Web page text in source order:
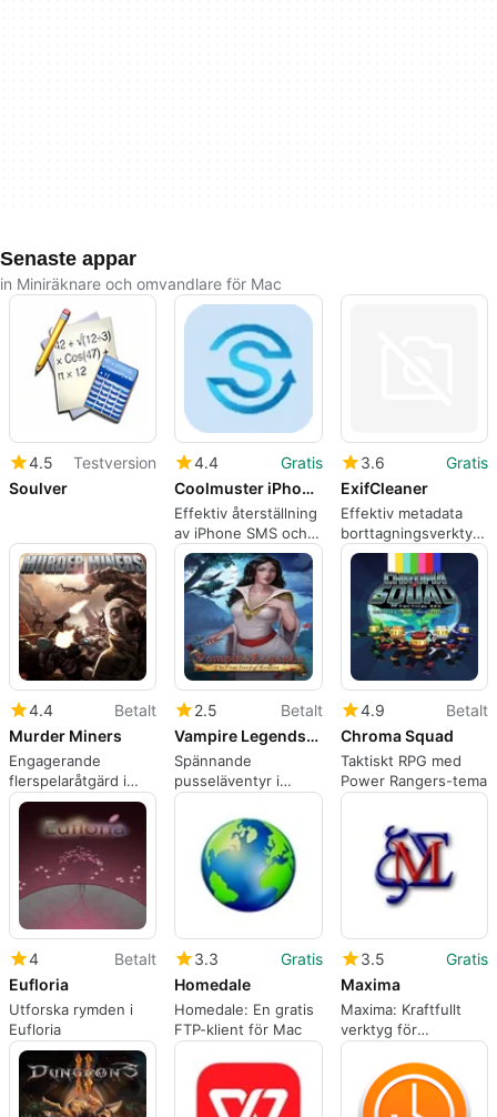
Senaste appar
in Miniräknare och omvandlare för Mac
4.5
Testversion
Soulver
4.4
Gratis
Coolmuster iPhone SMS Contacts Recovery
Effektiv återställning
av iPhone SMS och
kontakter
3.6
Gratis
ExifCleaner
Effektiv metadata
borttagningsverktyg
för Mac
4.4
Betalt
Murder Miners
Engagerande
flerspelaråtgärd i
Murder Miners
2.5
Betalt
Vampire Legends: The True Story of Kisilova
Spännande
pusseläventyr i
Vampire Legends
4.9
Betalt
Chroma Squad
Taktiskt RPG med
Power Rangers-tema
4
Betalt
Eufloria
Utforska rymden i
Eufloria
3.3
Gratis
Homedale
Homedale: En gratis
FTP-klient för Mac
3.5
Gratis
Maxima
Maxima: Kraftfullt
verktyg för
matematiska
beräkningar